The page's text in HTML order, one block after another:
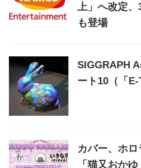
上」へ改定、
も登場
SIGGRAPH
ート10（「E-
カバー、ホ
「猫又おか